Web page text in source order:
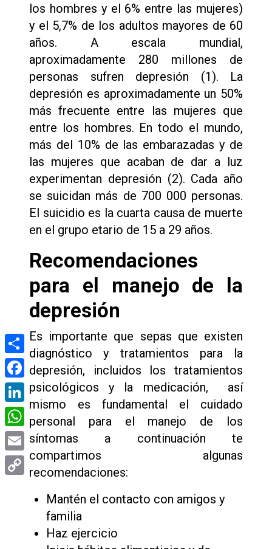
los hombres y el 6% entre las mujeres)
y el 5,7% de los adultos mayores de 60
años. A escala mundial,
aproximadamente 280 millones de
personas sufren depresión (1). La
depresión es aproximadamente un 50%
más frecuente entre las mujeres que
entre los hombres. En todo el mundo,
más del 10% de las embarazadas y de
las mujeres que acaban de dar a luz
experimentan depresión (2). Cada año
se suicidan más de 700 000 personas.
El suicidio es la cuarta causa de muerte
en el grupo etario de 15 a 29 años.
Recomendaciones
para el manejo de la
depresión
Es importante que sepas que existen
diagnóstico y tratamientos para la
depresión, incluidos los tratamientos
psicológicos y la medicación, así
mismo es fundamental el cuidado
personal para el manejo de los
síntomas a continuación te
compartimos algunas
recomendaciones:
Mantén el contacto con amigos y
familia
Haz ejercicio
Compartir
Facebook
LinkedIn
WhatsApp
Email